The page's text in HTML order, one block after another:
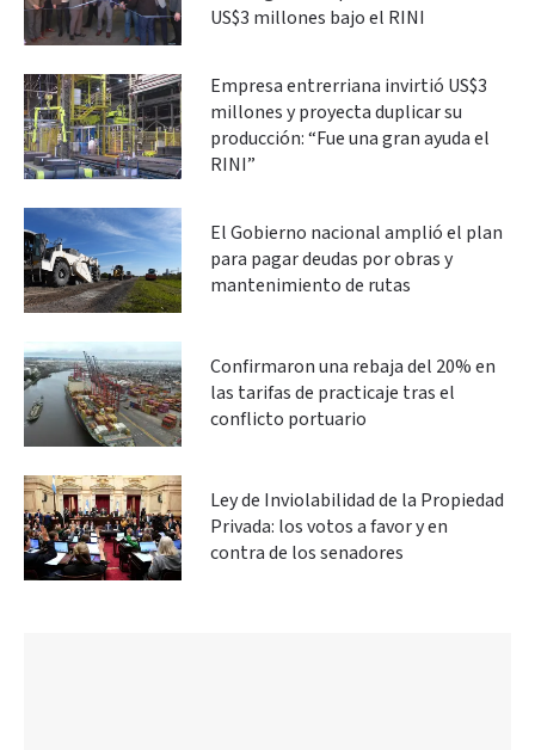
US$3 millones bajo el RINI
Empresa entrerriana invirtió US$3
millones y proyecta duplicar su
producción: “Fue una gran ayuda el
RINI”
El Gobierno nacional amplió el plan
para pagar deudas por obras y
mantenimiento de rutas
Confirmaron una rebaja del 20% en
las tarifas de practicaje tras el
conflicto portuario
Ley de Inviolabilidad de la Propiedad
Privada: los votos a favor y en
contra de los senadores